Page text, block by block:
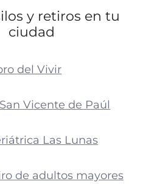
y retiros en tu
ciudad
del Vivir
Vicente de Paúl
Las Lunas
de adultos mayores